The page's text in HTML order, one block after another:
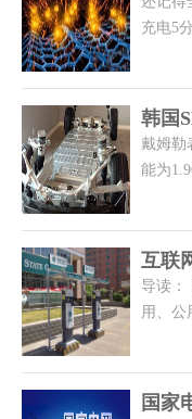
充电5
韩国
戴姆勒
能为
互联
导读：
用、公
国家